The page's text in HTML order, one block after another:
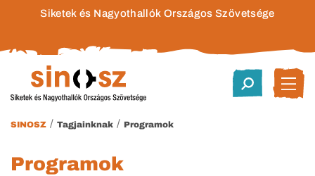
Siketek és Nagyothallók Országos Szövetsége
SINOSZ / Tagjainknak / Programok
Programok